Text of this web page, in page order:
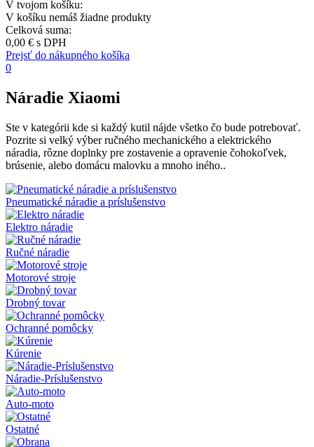
V tvojom košíku:
V košíku nemáš žiadne produkty
Celková suma:
0,00 € s DPH
Prejsť do nákupného košíka
0
Náradie Xiaomi
Ste v kategórii kde si každý kutil nájde všetko čo bude potrebovať.
Pozrite si velký výber ručného mechanického a elektrického
náradia, rôzne doplnky pre zostavenie a opravenie čohokoľvek,
brúsenie, alebo domácu malovku a mnoho iného..
Pneumatické náradie a príslušenstvo
Elektro náradie
Ručné náradie
Motorové stroje
Drobný tovar
Ochranné pomôcky
Kúrenie
Náradie-Príslušenstvo
Auto-moto
Ostatné